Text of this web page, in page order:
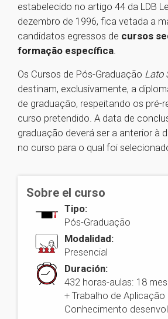
estabelecido no artigo 44 da LDB
dezembro de 1996, fica vetada a
candidatos egressos de cursos
formação específica.
Os Cursos de Pós-Graduação Lato
destinam, exclusivamente, a
de graduação, respeitando os pré-
curso pretendido. A data de
graduação deverá ser a anterior à
no curso para o qual foi
Sobre el curso
Tipo:
Pós-Graduação
Modalidad:
Presencial
Duración:
432 horas-aulas: 18
+ Trabalho de Aplicação
Conhecimento